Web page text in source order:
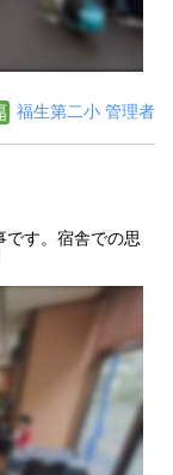
福生第二小 管理者
す。宿舎での思